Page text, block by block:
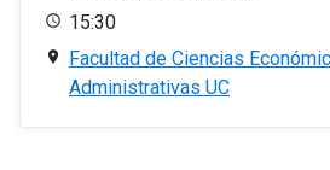
15:30
Facultad de Ciencias
Administrativas UC